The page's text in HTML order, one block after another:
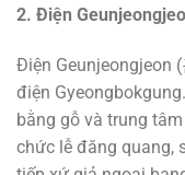
2. Điện
Điện Geunjeongjeon
điện
bằng gỗ và trung
chức lễ đăng quang,